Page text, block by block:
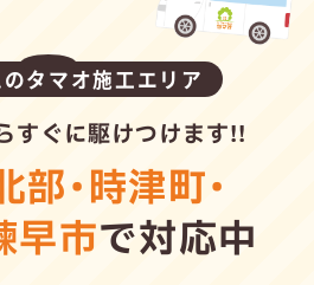
タマオ施工エリア
すぐに駆けつけます!!
部・時津町・
早市で対応中